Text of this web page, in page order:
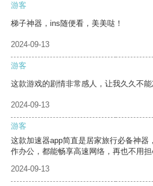
游客
梯子神器，ins随便看，美美哒！
2024-09-13
游客
这款游戏的剧情非常感人，让我久久不能
2024-09-13
游客
这款加速器app简直是居家旅行必备神器
作办公，都能畅享高速网络，再也不用担
2024-09-13